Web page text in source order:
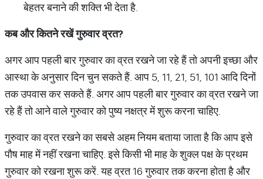
बेहतर बनाने की शक्ति भी देता है.
कब और कितने रखें गुरुवार व्रत?
अगर आप पहली बार गुरुवार का व्रत रखने जा रहे हैं तो अपनी इच्छा और
आस्था के अनुसार दिन चुन सकते हैं. आप 5, 11, 21, 51, 101 आदि दिनों
तक उपवास कर सकते हैं. अगर आप पहली बार गुरुवार का व्रत रखने जा
रहे हैं तो आने वाले गुरुवार को पुष्य नक्षत्र में शुरू करना चाहिए.
गुरुवार का व्रत रखने का सबसे अहम नियम बताया जाता है कि आप इसे
पौष माह में नहीं रखना चाहिए. इसे किसी भी माह के शुक्ल पक्ष के प्रथम
गुरुवार को रखना शुरू करें. यह व्रत 16 गुरुवार तक करना होता है और